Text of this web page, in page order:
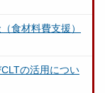
食材料費支援）
の活用につい